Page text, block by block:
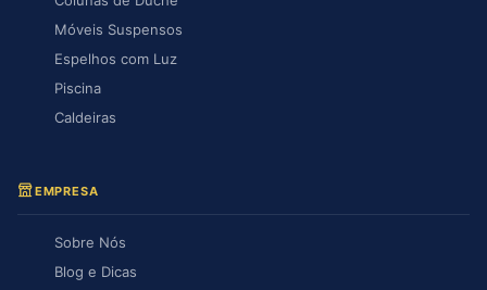
Móveis Suspensos
Espelhos com Luz
Piscina
Caldeiras
EMPRESA
Sobre Nós
Blog e Dicas